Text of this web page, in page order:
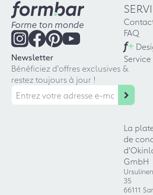
Forme ton monde
Newsletter
Bénéficiez d'offres exclusives &
restez toujours à jour !
FAQ
f+
Service
La
de
GmbH
35
66111